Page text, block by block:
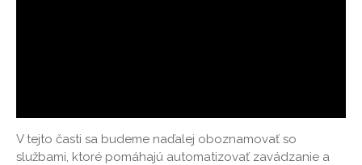
V tejto časti sa budeme naďalej oboznamovať so
službami, ktoré pomáhajú automatizovať zavádzanie a